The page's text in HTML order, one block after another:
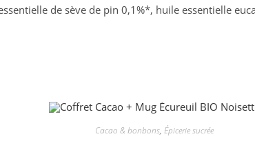
de sève de pin 0,1%*, huile essentielle
Cacao & bonbons, Épicerie sucrée